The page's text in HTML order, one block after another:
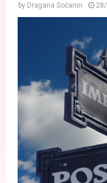
by Dragana Soćanin